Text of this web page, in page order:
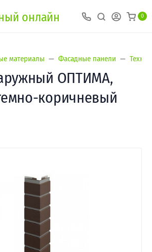
онлайн 0
материалы Фасадные панели
ОПТИМА,
коричневый